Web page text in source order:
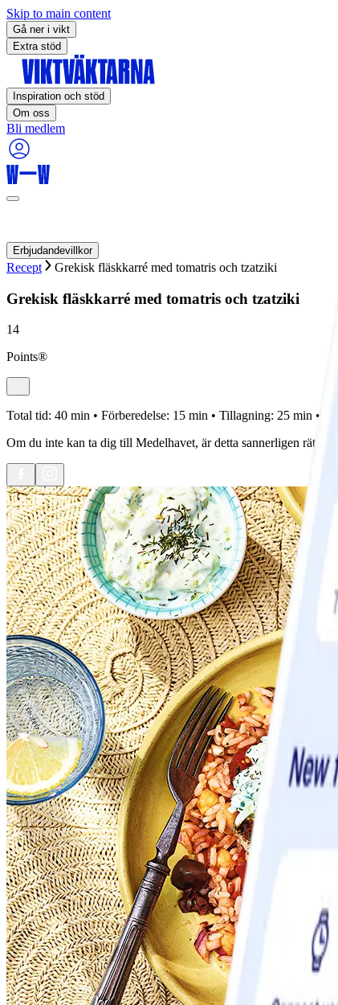
Skip to main content
Gå ner i vikt
Extra stöd
Inspiration och stöd
Om oss
Bli medlem
Erbjudandevillkor
Recept Grekisk fläskkarré med tomatris och tzatziki
Grekisk fläskkarré med tomatris och tzatziki
14
Points®
Total tid: 40 min • Förberedelse: 15 min • Tillagning: 25 min •
Om du inte kan ta dig till Medelhavet, är detta sannerligen rätt